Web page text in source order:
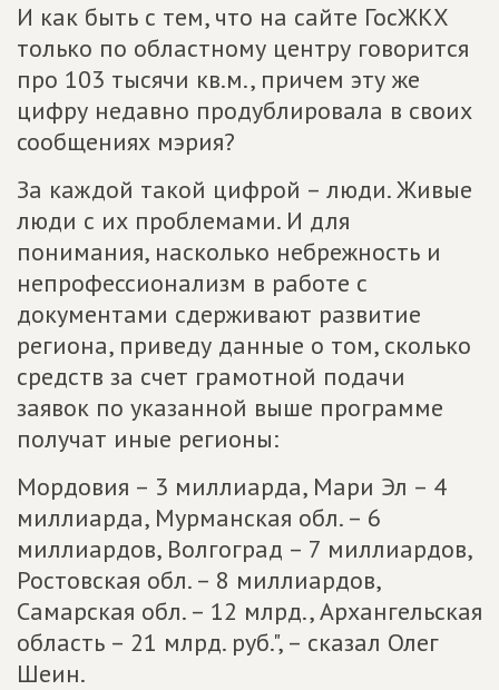
И как быть с тем, что на сайте ГосЖКХ
только по областному центру говорится
про 103 тысячи кв.м., причем эту же
цифру недавно продублировала в своих
сообщениях мэрия?
За каждой такой цифрой – люди. Живые
люди с их проблемами. И для
понимания, насколько небрежность и
непрофессионализм в работе с
документами сдерживают развитие
региона, приведу данные о том, сколько
средств за счет грамотной подачи
заявок по указанной выше программе
получат иные регионы:
Мордовия – 3 миллиарда, Мари Эл – 4
миллиарда, Мурманская обл. – 6
миллиардов, Волгоград – 7 миллиардов,
Ростовская обл. – 8 миллиардов,
Самарская обл. – 12 млрд., Архангельская
область – 21 млрд. руб.", – сказал Олег
Шеин.